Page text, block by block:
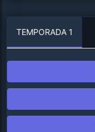
TEMPORADA 1